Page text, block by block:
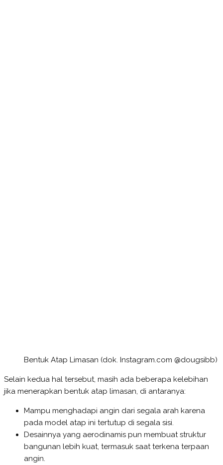
Bentuk Atap Limasan (dok. Instagram.com @dougsibb)
Selain kedua hal tersebut, masih ada beberapa kelebihan
jika menerapkan bentuk atap limasan, di antaranya:
Mampu menghadapi angin dari segala arah karena
pada model atap ini tertutup di segala sisi.
Desainnya yang aerodinamis pun membuat struktur
bangunan lebih kuat, termasuk saat terkena terpaan
angin.